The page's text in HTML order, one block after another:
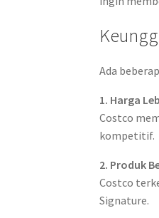
Ada
1. Harga
Costco
kompetitif.
2. Produk
Costco
Signature.